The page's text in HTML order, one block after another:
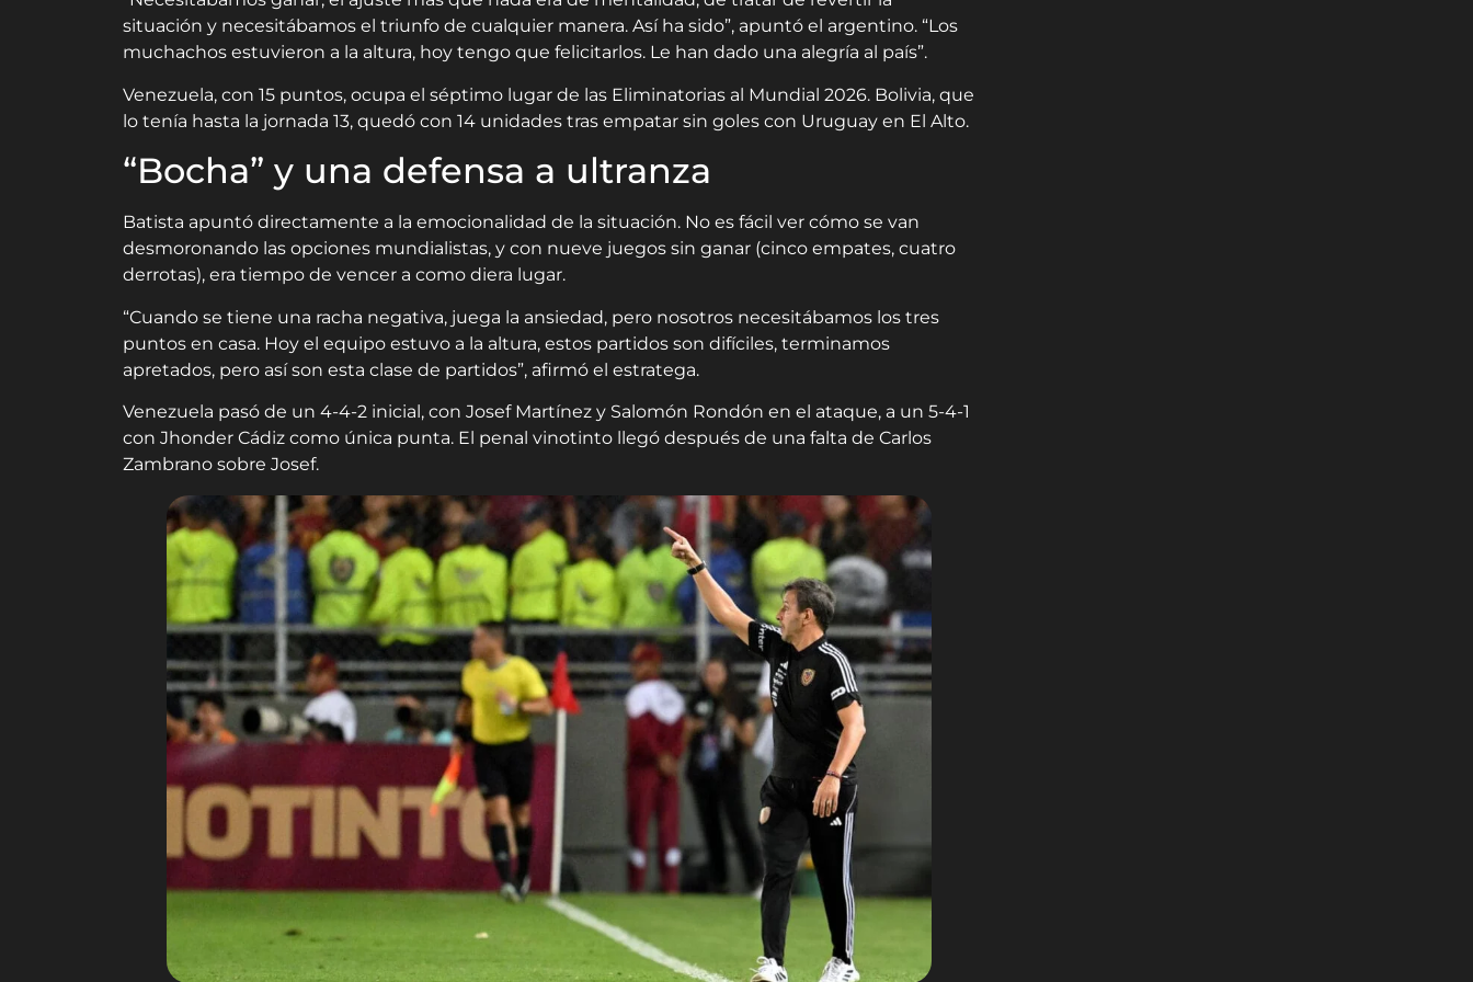
situación y necesitábamos el triunfo de cualquier manera. Así ha sido”, apuntó el argentino. “Los
muchachos estuvieron a la altura, hoy tengo que felicitarlos. Le han dado una alegría al país”.
Venezuela, con 15 puntos, ocupa el séptimo lugar de las Eliminatorias al Mundial 2026. Bolivia, que
lo tenía hasta la jornada 13, quedó con 14 unidades tras empatar sin goles con Uruguay en El Alto.
“Bocha” y una defensa a ultranza
Batista apuntó directamente a la emocionalidad de la situación. No es fácil ver cómo se van
desmoronando las opciones mundialistas, y con nueve juegos sin ganar (cinco empates, cuatro
derrotas), era tiempo de vencer a como diera lugar.
“Cuando se tiene una racha negativa, juega la ansiedad, pero nosotros necesitábamos los tres
puntos en casa. Hoy el equipo estuvo a la altura, estos partidos son difíciles, terminamos
apretados, pero así son esta clase de partidos”, afirmó el estratega.
Venezuela pasó de un 4-4-2 inicial, con Josef Martínez y Salomón Rondón en el ataque, a un 5-4-1
con Jhonder Cádiz como única punta. El penal vinotinto llegó después de una falta de Carlos
Zambrano sobre Josef.